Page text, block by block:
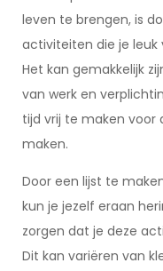
leven te brengen, is
activiteiten die je
Het kan gemakkelijk
van werk en
tijd vrij te maken voor
maken.
Door een lijst te
kun je jezelf eraan
zorgen dat je deze
Dit kan variëren van